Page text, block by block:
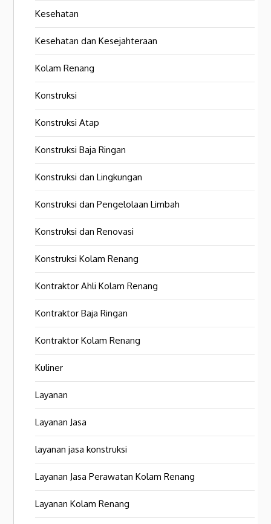
Kesehatan
Kesehatan dan Kesejahteraan
Kolam Renang
Konstruksi
Konstruksi Atap
Konstruksi Baja Ringan
Konstruksi dan Lingkungan
Konstruksi dan Pengelolaan Limbah
Konstruksi dan Renovasi
Konstruksi Kolam Renang
Kontraktor Ahli Kolam Renang
Kontraktor Baja Ringan
Kontraktor Kolam Renang
Kuliner
Layanan
Layanan Jasa
layanan jasa konstruksi
Layanan Jasa Perawatan Kolam Renang
Layanan Kolam Renang